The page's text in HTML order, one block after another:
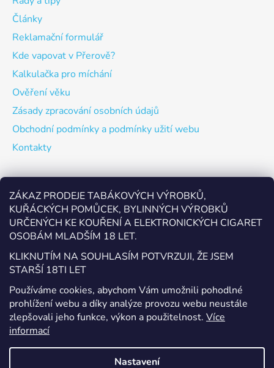
ZÁKAZ PRODEJE TABÁKOVÝCH VÝROBKŮ,
KUŘÁCKÝCH POMŮCEK, BYLINNÝCH VÝROBKŮ
URČENÝCH KE KOUŘENÍ A ELEKTRONICKÝCH CIGARET
OSOBÁM MLADŠÍM 18 LET.
KLIKNUTÍM NA SOUHLASÍM POTVRZUJI, ŽE JSEM
STARŠÍ 18TI LET
Používáme cookies, abychom Vám umožnili pohodlné
prohlížení webu a díky analýze provozu webu neustále
zlepšovali jeho funkce, výkon a použitelnost. Více
informací
Nastavení
Články
Reklamační formulář
Kde vapovat v Přerově?
Kalkulačka pro míchání
Ověření věku
Zásady zpracování osobních údajů
Obchodní podmínky a podmínky užití webu
Kontakty
Odebírat newsletter
Vložte svůj e-mail a my vám budeme zasílat informace o
nových produktech na našem e-shopu.
E-mail
Vložením e-mailu souhlasíte s
podmínkami ochrany
osobních údajů
PŘIHLÁSIT SE